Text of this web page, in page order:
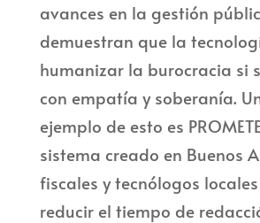
avances en la gestión
demuestran que la
humanizar la burocracia si
con empatía y soberanía.
ejemplo de esto es
sistema creado en Buenos
fiscales y tecnólogos
reducir el tiempo de